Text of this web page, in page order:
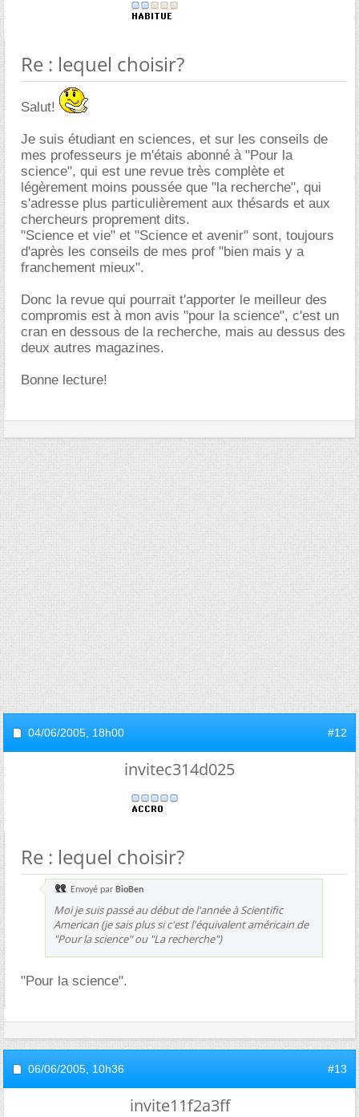
Re : lequel choisir?
Salut!
Je suis étudiant en sciences, et sur les conseils de
mes professeurs je m'étais abonné à "Pour la
science", qui est une revue très complète et
légèrement moins poussée que "la recherche", qui
s'adresse plus particulièrement aux thésards et aux
chercheurs proprement dits.
"Science et vie" et "Science et avenir" sont, toujours
d'après les conseils de mes prof "bien mais y a
franchement mieux".
Donc la revue qui pourrait t'apporter le meilleur des
compromis est à mon avis "pour la science", c'est un
cran en dessous de la recherche, mais au dessus des
deux autres magazines.
Bonne lecture!
04/06/2005, 18h00 #12
invitec314d025
Re : lequel choisir?
Envoyé par BioBen
Moi je suis passé au début de l'année à Scientific
American (je sais plus si c'est l'équivalent américain de
"Pour la science" ou "La recherche")
"Pour la science".
06/06/2005, 10h36 #13
invite11f2a3ff